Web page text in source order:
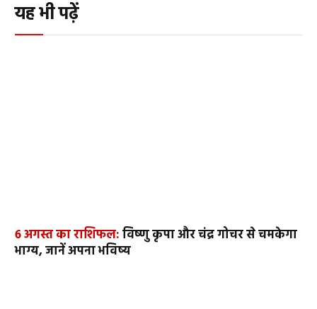
यह भी पढ़ें
6 अगस्त का राशिफल:विष्णु कृपा और चंद्र गोचर से चमकेगा
भाग्य, जानें अपना भविष्य